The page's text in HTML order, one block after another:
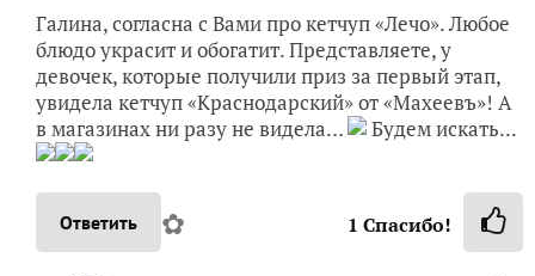
Галина, согласна с Вами про кетчуп «Лечо». Любое
блюдо украсит и обогатит. Представляете, у
девочек, которые получили приз за первый этап,
увидела кетчуп «Краснодарский» от «Махеевъ»! А
в магазинах ни разу не видела…
Будем искать...
Ответить ✿ 1 Спасибо!